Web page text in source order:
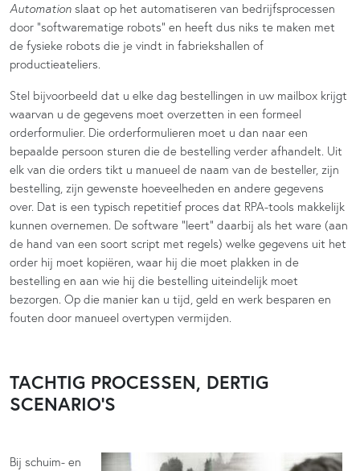
Automation slaat op het automatiseren van bedrijfsprocessen
door “softwarematige robots” en heeft dus niks te maken met
de fysieke robots die je vindt in fabriekshallen of
productieateliers.
Stel bijvoorbeeld dat u elke dag bestellingen in uw mailbox krijgt
waarvan u de gegevens moet overzetten in een formeel
orderformulier. Die orderformulieren moet u dan naar een
bepaalde persoon sturen die de bestelling verder afhandelt. Uit
elk van die orders tikt u manueel de naam van de besteller, zijn
bestelling, zijn gewenste hoeveelheden en andere gegevens
over. Dat is een typisch repetitief proces dat RPA-tools makkelijk
kunnen overnemen. De software “leert” daarbij als het ware (aan
de hand van een soort script met regels) welke gegevens uit het
order hij moet kopiëren, waar hij die moet plakken in de
bestelling en aan wie hij die bestelling uiteindelijk moet
bezorgen. Op die manier kan u tijd, geld en werk besparen en
fouten door manueel overtypen vermijden.
TACHTIG PROCESSEN, DERTIG
SCENARIO’S
Bij schuim- en